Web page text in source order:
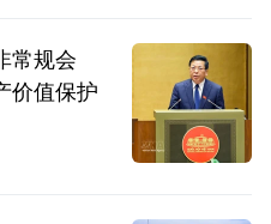
常规会
价值保护